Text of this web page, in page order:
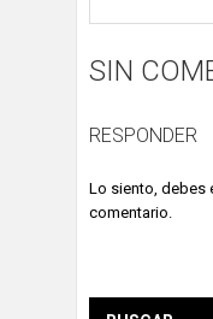
SIN
RESPONDER
Lo siento, debes
comentario.